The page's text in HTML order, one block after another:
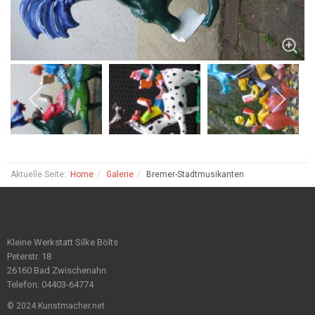
Aktuelle Seite: Home Galerie Bremer-Stadtmusikanten
Kleine Werkstatt Silke Bölts
Peterstr. 18
26160 Bad Zwischenahn
Telefon: 04403-64774
© 2024 Kunstmacher.net